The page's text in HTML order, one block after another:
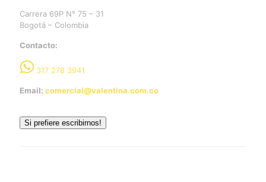
Carrera 69P N° 75 – 31
Bogotá – Colombia
Contacto:
317 278 3941
Email: comercial@valentina.com.co